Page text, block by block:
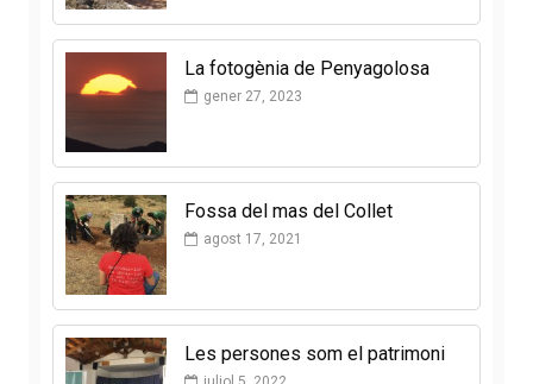
La fotogènia de Penyagolosa
gener 27, 2023
Fossa del mas del Collet
agost 17, 2021
Les persones som el patrimoni